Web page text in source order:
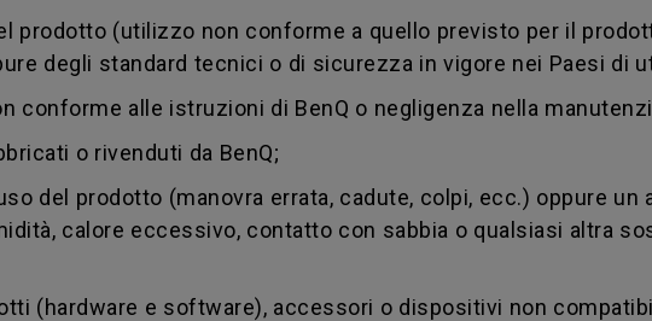
(utilizzo non conforme a quello previsto per il
degli standard tecnici o di sicurezza in vigore nei Paesi di
alle istruzioni di BenQ o negligenza nella
o rivenduti da BenQ;
del prodotto (manovra errata, cadute, colpi, ecc.) oppure un
calore eccessivo, contatto con sabbia o qualsiasi altra
(hardware e software), accessori o dispositivi non